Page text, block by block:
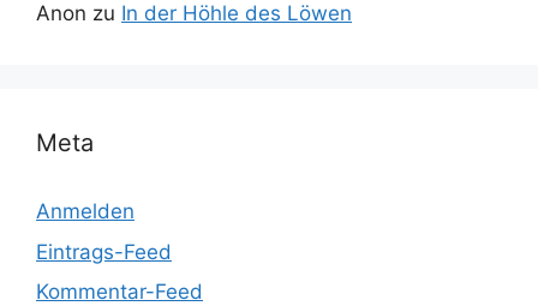
Anon zu In der Höhle des Löwen
Meta
Anmelden
Eintrags-Feed
Kommentar-Feed